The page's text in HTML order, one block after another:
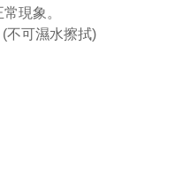
現象。
(不可濕水擦拭)